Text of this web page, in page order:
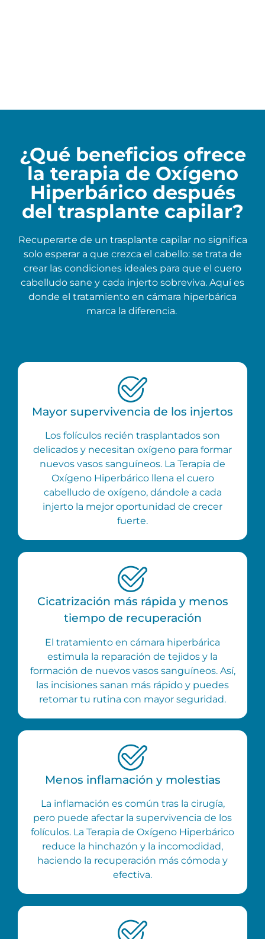
¿Qué beneficios ofrece
la terapia de Oxígeno
Hiperbárico después
del trasplante capilar?
Recuperarte de un trasplante capilar no significa
solo esperar a que crezca el cabello: se trata de
crear las condiciones ideales para que el cuero
cabelludo sane y cada injerto sobreviva. Aquí es
donde el tratamiento en cámara hiperbárica
marca la diferencia.
Mayor supervivencia de los injertos
Los folículos recién trasplantados son
delicados y necesitan oxígeno para formar
nuevos vasos sanguíneos. La Terapia de
Oxígeno Hiperbárico llena el cuero
cabelludo de oxígeno, dándole a cada
injerto la mejor oportunidad de crecer
fuerte.
Cicatrización más rápida y menos
tiempo de recuperación
El tratamiento en cámara hiperbárica
estimula la reparación de tejidos y la
formación de nuevos vasos sanguíneos. Así,
las incisiones sanan más rápido y puedes
retomar tu rutina con mayor seguridad.
Menos inflamación y molestias
La inflamación es común tras la cirugía,
pero puede afectar la supervivencia de los
folículos. La Terapia de Oxígeno Hiperbárico
reduce la hinchazón y la incomodidad,
haciendo la recuperación más cómoda y
efectiva.